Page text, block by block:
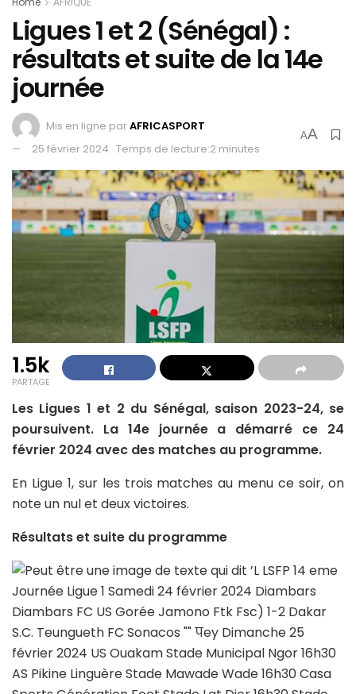
Ligues 1 et 2 (Sénégal) :
résultats et suite de la 14e
journée
Mis en ligne parAFRICASPORT
25 février 2024 Temps de lecture:2 minutes
AA
1.5k
PARTAGE
Les Ligues 1 et 2 du Sénégal, saison 2023-24, se
poursuivent. La 14e journée a démarré ce 24
février 2024 avec des matches au programme.
En Ligue 1, sur les trois matches au menu ce soir, on
note un nul et deux victoires.
Résultats et suite du programme